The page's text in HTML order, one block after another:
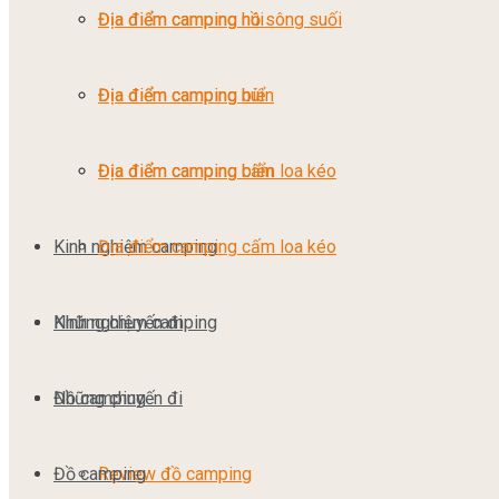
Địa điểm camping núi
Địa điểm camping biển
Địa điểm camping cấm loa kéo
Kinh nghiệm camping
Những chuyến đi
Đồ camping
Review đồ camping
Địa điểm camping hồ sông suối
Địa điểm camping núi
Địa điểm camping biển
Địa điểm camping cấm loa kéo
Kinh nghiệm camping
Những chuyến đi
Đồ camping